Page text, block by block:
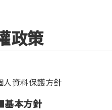
政策
人資料保護方針
本方針